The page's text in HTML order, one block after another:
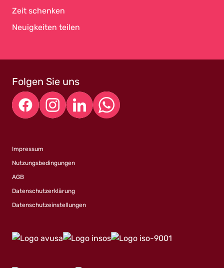
Zeit schenken
Neuigkeiten teilen
Folgen Sie uns
Impressum
Nutzungsbedingungen
AGB
Datenschutzerklärung
Datenschutzeinstellungen